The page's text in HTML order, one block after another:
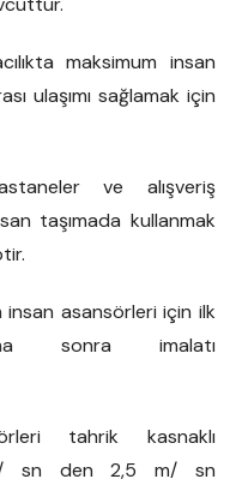
maksimum insan
ulaşımı sağlamak için
ve alışveriş
taşımada kullanmak
insan asansörleri için ilk
sonra imalatı
tahrik kasnaklı
sn den 2,5 m/ sn